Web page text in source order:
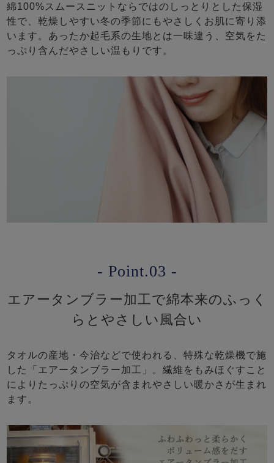
綿100%スムースニットならではのしっとりとした保湿
性で、乾燥しやすい冬の季節にもやさしくお肌に寄り添
います。あったか起毛系の生地とは一味違う、空気をた
っぷり含んだやさしい温もりです。
- Point.03 -
エアータンブラー加工で綿本来のふっく
らとやさしい風合い
タオルの産地・今治などで使われる、特殊な乾燥機で施
した「エアータンブラー加工」。繊維をもみほぐすこと
によりたっぷりの空気が含まれやさしい暖かさが生まれ
ます。